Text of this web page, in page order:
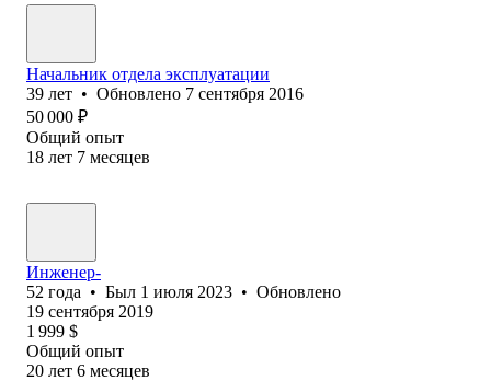
Начальник отдела эксплуатации
39 лет • Обновлено 7 сентября 2016
50 000 ₽
Общий опыт
18 лет 7 месяцев
Инженер-
52 года • Был 1 июля 2023 • Обновлено
19 сентября 2019
1 999 $
Общий опыт
20 лет 6 месяцев